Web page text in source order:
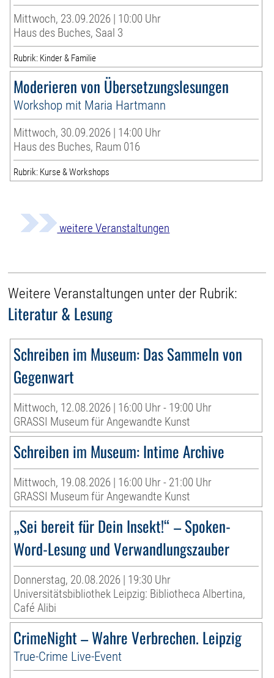
Mittwoch, 23.09.2026 | 10:00 Uhr
Haus des Buches, Saal 3
Rubrik: Kinder & Familie
Moderieren von Übersetzungslesungen
Workshop mit Maria Hartmann
Mittwoch, 30.09.2026 | 14:00 Uhr
Haus des Buches, Raum 016
Rubrik: Kurse & Workshops
weitere Veranstaltungen
Weitere Veranstaltungen unter der Rubrik:
Literatur & Lesung
Schreiben im Museum: Das Sammeln von
Gegenwart
Mittwoch, 12.08.2026 | 16:00 Uhr - 19:00 Uhr
GRASSI Museum für Angewandte Kunst
Schreiben im Museum: Intime Archive
Mittwoch, 19.08.2026 | 16:00 Uhr - 21:00 Uhr
GRASSI Museum für Angewandte Kunst
„Sei bereit für Dein Insekt!“ – Spoken-
Word-Lesung und Verwandlungszauber
Donnerstag, 20.08.2026 | 19:30 Uhr
Universitätsbibliothek Leipzig: Bibliotheca Albertina,
Café Alibi
CrimeNight – Wahre Verbrechen. Leipzig
True-Crime Live-Event